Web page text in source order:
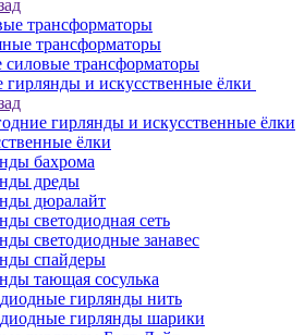
трансформаторы
трансформаторы
силовые трансформаторы
гирлянды и искусственные ёлки
гирлянды и искусственные ёлки
ёлки
бахрома
дреды
дюралайт
светодиодная сеть
светодиодные занавес
спайдеры
тающая сосулька
гирлянды нить
гирлянды шарики